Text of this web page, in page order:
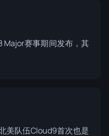
Major赛事期间发布，其
美队伍Cloud9首次也是